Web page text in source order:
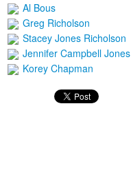
Al Bous
Greg Richolson
Stacey Jones Richolson
Jennifer Campbell Jones
Korey Chapman